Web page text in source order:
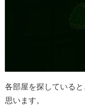
各部屋を探している
思います。